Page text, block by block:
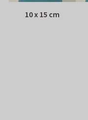
10 x 15 cm